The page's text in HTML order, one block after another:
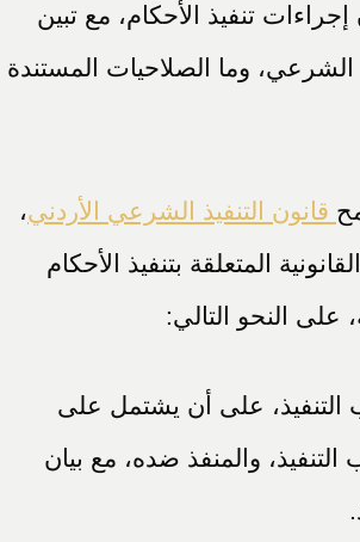
تنفيذ الأحكام، مع تبين
الشرعي، وما الصلاحيات المستندة
قانون التنفيذ الشرعي الأردني،
المتعلقة بتنفيذ الأحكام
على النحو التالي:
على أن يشتمل على
التنفيذ، والمنفذ ضده، مع بيان